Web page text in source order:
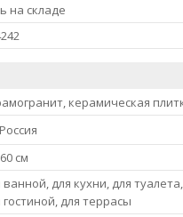
на складе
керамическая
Россия
см
ванной, для кухни, для
гостиной, для террасы